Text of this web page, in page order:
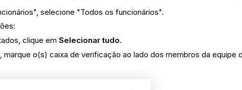
selecione "Todos os funcionários".
clique emSelecionar tudo.
o(s) caixa de verificação ao lado dos membros da equipe